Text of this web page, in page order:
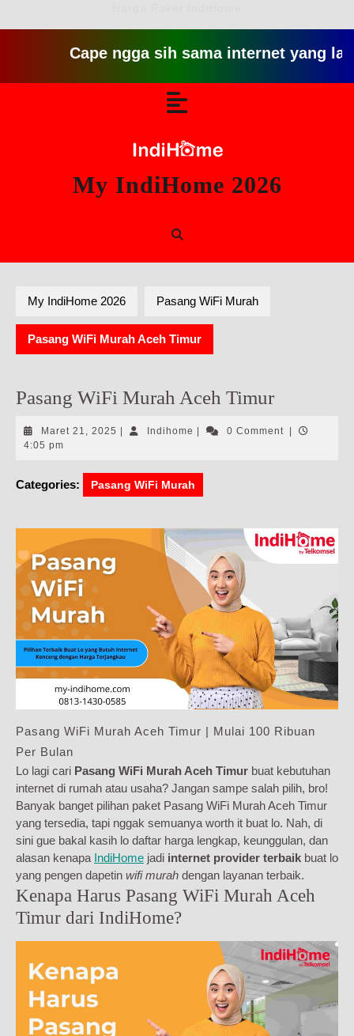
Cape ngga sih sama internet yang lambat
My IndiHome 2026
My IndiHome 2026 Pasang WiFi Murah
Pasang WiFi Murah Aceh Timur
Pasang WiFi Murah Aceh Timur
Maret 21, 2025 Maret
Indihome Indihome0 Comment
4:05 pm
Categories: Pasang WiFi Murah
Pasang WiFi Murah Aceh Timur | Mulai 100 Ribuan
Per Bulan
Lo lagi cari Pasang WiFi Murah Aceh Timur buat kebutuhan
internet di rumah atau usaha? Jangan sampe salah pilih, bro!
Banyak banget pilihan paket Pasang WiFi Murah Aceh Timur
yang tersedia, tapi nggak semuanya worth it buat lo. Nah, di
sini gue bakal kasih lo daftar harga lengkap, keunggulan, dan
alasan kenapa IndiHome jadi internet provider terbaik buat lo
yang pengen dapetin wifi murah dengan layanan terbaik.
Kenapa Harus Pasang WiFi Murah Aceh
Timur dari IndiHome?